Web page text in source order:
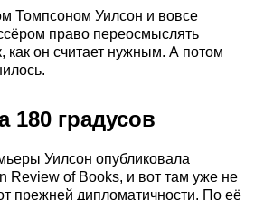
Томпсоном Уилсон и вовсе
право переосмыслять
как он считает нужным. А потом
180 градусов
Уилсон опубликовала
Review of Books, и вот там уже не
прежней дипломатичности. По её